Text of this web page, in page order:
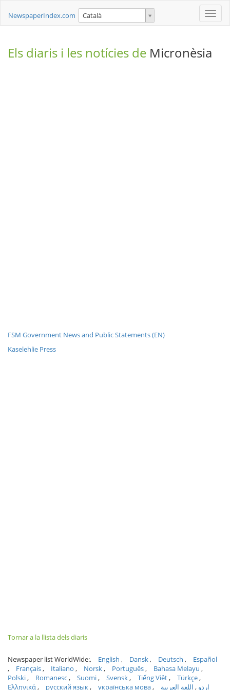
Toggle
NewspaperIndex.com Català
Els diaris i les notícies de Micronèsia
FSM Government News and Public Statements (EN)
Kaselehlie Press
Tornar a la llista dels diaris
Newspaper list WorldWide: English Dansk Deutsch
Español
Français
Italiano Norsk Português
Bahasa Melayu
Polski
Romanesc Suomi Svensk Tiếng Việt
Türkçe
Ελληνικά
русский язык українська мова اردو اللغة العربية